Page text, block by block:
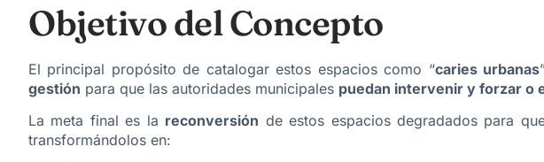
Objetivo del Concepto
El principal propósito de catalogar estos espacios como “caries urbanas
gestión para que las autoridades municipales puedan intervenir y forzar o
La meta final es la reconversión de estos espacios degradados para
transformándolos en: